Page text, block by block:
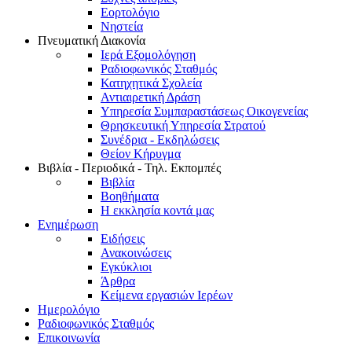
Εορτολόγιο
Νηστεία
Πνευματική Διακονία
Ιερά Εξομολόγηση
Ραδιοφωνικός Σταθμός
Κατηχητικά Σχολεία
Αντιαιρετική Δράση
Υπηρεσία Συμπαραστάσεως Οικογενείας
Θρησκευτική Υπηρεσία Στρατού
Συνέδρια - Εκδηλώσεις
Θείον Κήρυγμα
Βιβλία - Περιοδικά - Τηλ. Εκπομπές
Βιβλία
Βοηθήματα
Η εκκλησία κοντά μας
Ενημέρωση
Ειδήσεις
Ανακοινώσεις
Εγκύκλιοι
Άρθρα
Κείμενα εργασιών Ιερέων
Ημερολόγιο
Ραδιοφωνικός Σταθμός
Επικοινωνία